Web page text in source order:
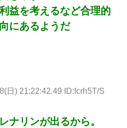
益を考えるなど合理的
にあるようだ
日) 21:22:42.49 ID:Icrh5T/S
ナリンが出るから。